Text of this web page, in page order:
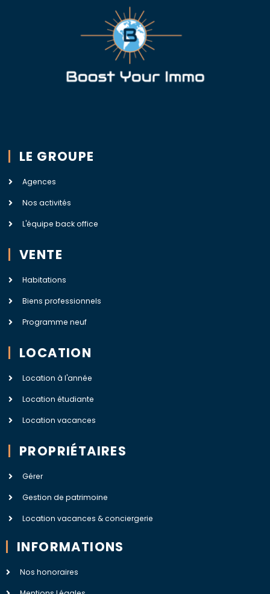
LE GROUPE
Agences
Nos activités
L'équipe back office
VENTE
Habitations
Biens professionnels
Programme neuf
LOCATION
Location à l'année
Location étudiante
Location vacances
PROPRIÉTAIRES
Gérer
Gestion de patrimoine
Location vacances & conciergerie
INFORMATIONS
Nos honoraires